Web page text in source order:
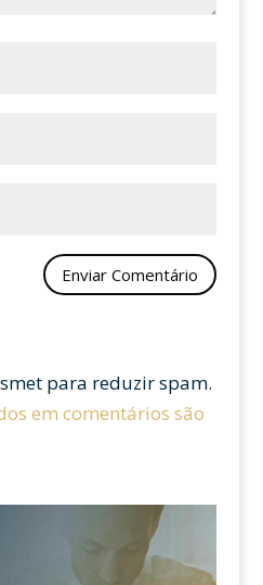
para reduzir spam.
em comentários são